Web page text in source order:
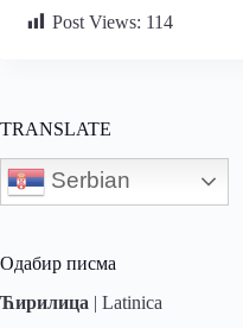
Post Views: 114
TRANSLATE
Serbian
Одабир писма
Ћирилица | Latinica